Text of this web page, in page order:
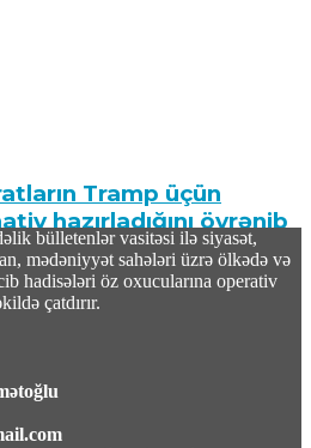
Tramp üçün
hazırladığını öyrənib
bülletenlər vasitəsi ilə siyasət,
mədəniyyət sahələri üzrə ölkədə və
hadisələri öz oxucularına operativ
çatdırır.